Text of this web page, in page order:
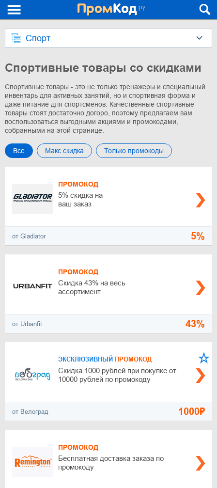
Спорт
Спортивные товары со скидками
Спортивные товары - это не только тренажеры и специальный
инвентарь для активных занятий, но и спортивная форма и
даже питание для спортсменов. Качественные спортивные
товары стоят достаточно догоро, поэтому предлагаем вам
воспользоваться выгодными акциями и промокодами,
собранными на этой странице.
Все Макс скидка Только промокоды
ПРОМОКОД
5% скидка на
ваш заказ
от Gladiator 5%
ПРОМОКОД
Скидка 43% на весь
ассортимент
от Urbanfit 43%
ЭКСКЛЮЗИВНЫЙ ПРОМОКОД
Скидка 1000 рублей при покупке от
10000 рублей по промокоду
от Велоград 1000₽
ПРОМОКОД
Бесплатная доставка заказа по
промокоду